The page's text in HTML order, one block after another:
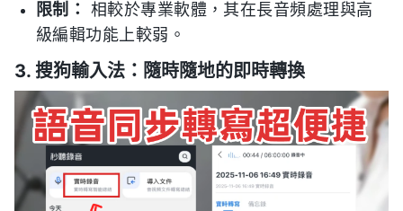
限制：
相較於專業軟體，其在長音頻處理與高
級編輯功能上較弱。
3. 搜狗輸入法：隨時隨地的即時轉換